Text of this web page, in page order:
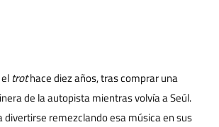
trothace diez años, tras comprar una
de la autopista mientras volvía a Seúl.
divertirse remezclando esa música en sus